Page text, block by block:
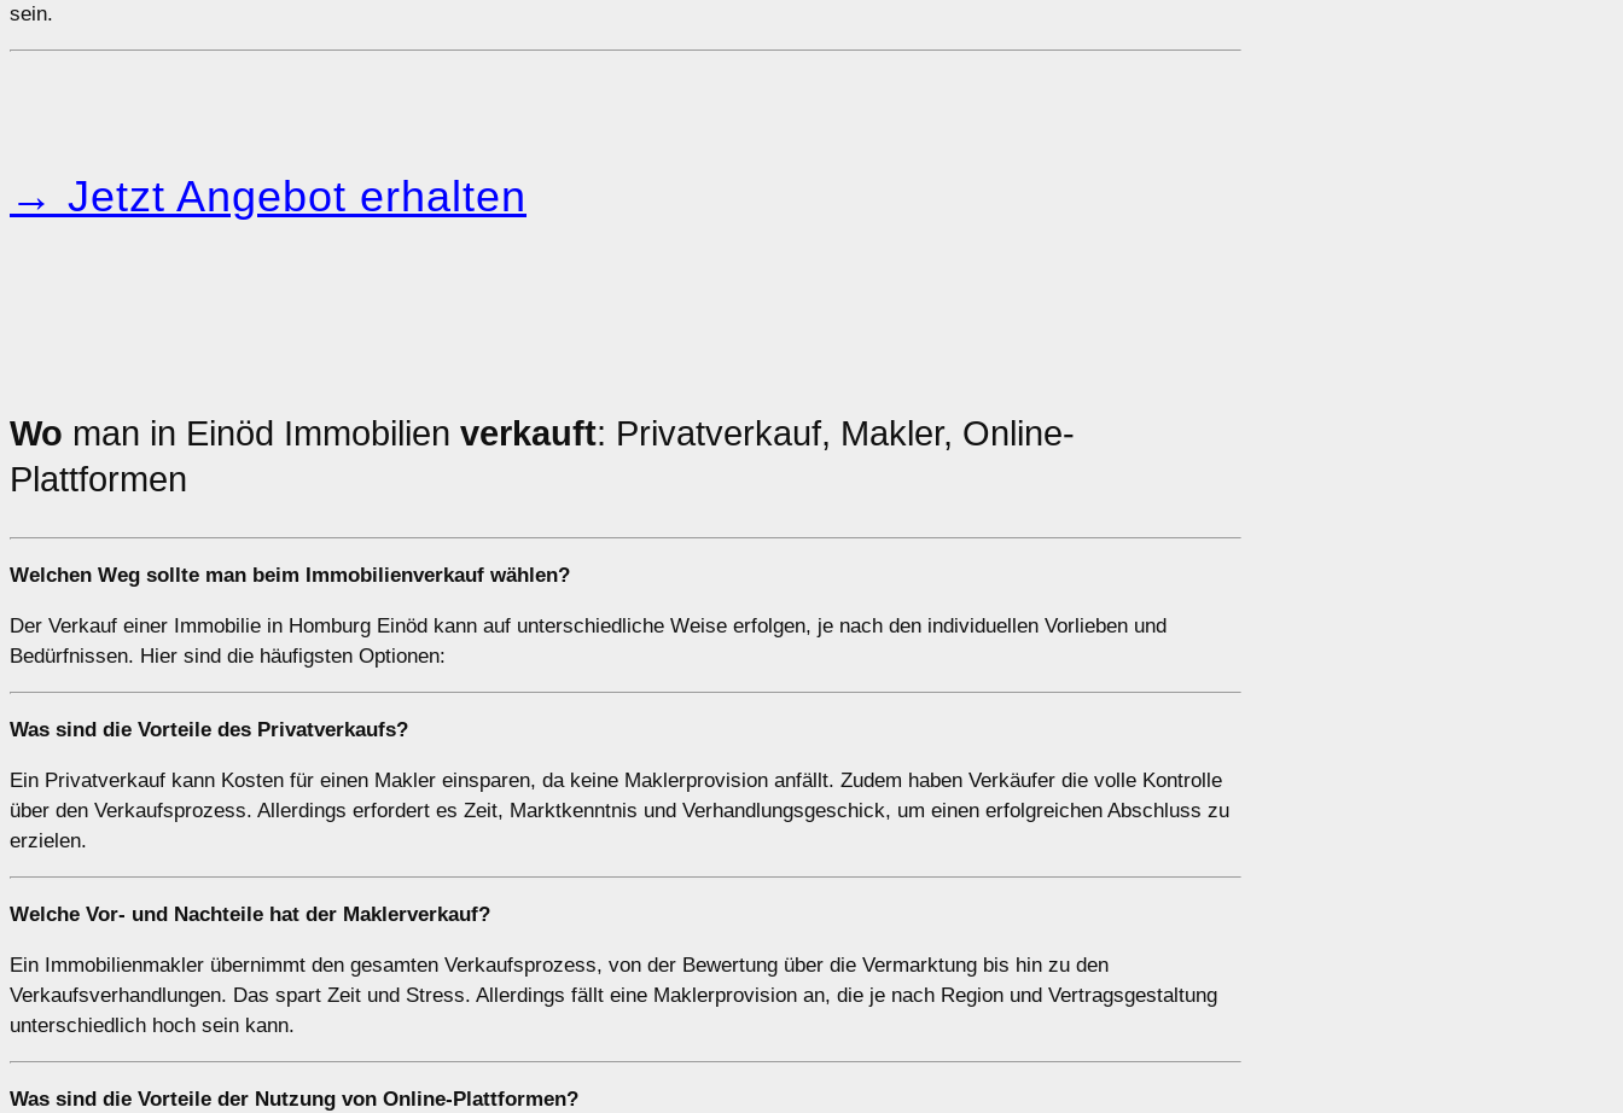
sein.
→ Jetzt Angebot erhalten
Wo man in Einöd Immobilien verkauft: Privatverkauf, Makler, Online-
Plattformen
Welchen Weg sollte man beim Immobilienverkauf wählen?
Der Verkauf einer Immobilie in Homburg Einöd kann auf unterschiedliche Weise erfolgen, je nach den individuellen Vorlieben und
Bedürfnissen. Hier sind die häufigsten Optionen:
Was sind die Vorteile des Privatverkaufs?
Ein Privatverkauf kann Kosten für einen Makler einsparen, da keine Maklerprovision anfällt. Zudem haben Verkäufer die volle Kontrolle
über den Verkaufsprozess. Allerdings erfordert es Zeit, Marktkenntnis und Verhandlungsgeschick, um einen erfolgreichen Abschluss zu
erzielen.
Welche Vor- und Nachteile hat der Maklerverkauf?
Ein Immobilienmakler übernimmt den gesamten Verkaufsprozess, von der Bewertung über die Vermarktung bis hin zu den
Verkaufsverhandlungen. Das spart Zeit und Stress. Allerdings fällt eine Maklerprovision an, die je nach Region und Vertragsgestaltung
unterschiedlich hoch sein kann.
Was sind die Vorteile der Nutzung von Online-Plattformen?